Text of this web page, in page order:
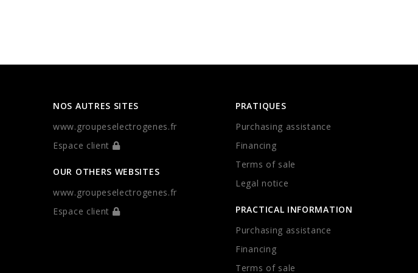
NOS AUTRES SITES
www.groupeselectrogenes.fr
Espace client
OUR OTHERS WEBSITES
www.groupeselectrogenes.fr
Espace client
PRATIQUES
Purchasing assistance
Financing
Terms of sale
Legal notice
PRACTICAL INFORMATION
Purchasing assistance
Financing
Terms of sale